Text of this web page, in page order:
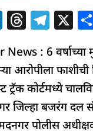
Li
k
e
dI
n
T
re
a
d
s
T
e
g
ra
m
X
: 6 वर्षाच्या
आरोपीला फाशीची
कोर्टमध्ये
जिल्हा बजरंग
पोलीस